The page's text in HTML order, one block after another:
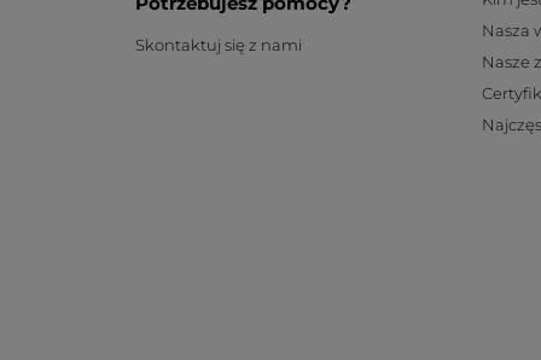
Skontaktuj się z nami
Nasza
Nasze